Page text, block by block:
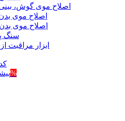
اصلاح موی گوش، بینی
اصلاح موی بدن
اصلاح موی بدن
سنگ
ابزار مراقبت
تا 90%